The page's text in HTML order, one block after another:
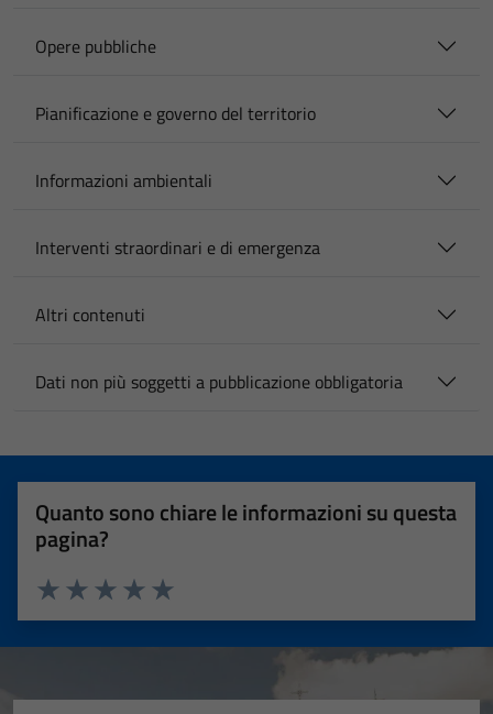
Opere pubbliche
Pianificazione e governo del territorio
Informazioni ambientali
Interventi straordinari e di emergenza
Altri contenuti
Dati non più soggetti a pubblicazione obbligatoria
Quanto sono chiare le informazioni su questa
pagina?
Valuta 5 stelle su 5
Valuta 4 stelle su 5
Valuta 3 stelle su 5
Valuta 2 stelle su 5
Valuta 1 stelle su 5